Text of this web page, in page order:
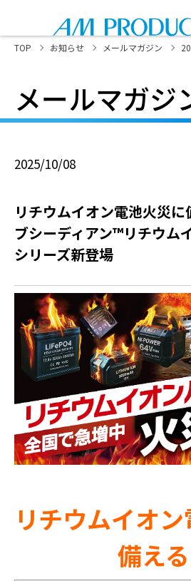
TOP お知らせ メールマガジン
メールマガジ
2025/10/08
リチウムイオン電池火災に
ブシーディアン™リチウム
シリーズ新登場
リチウムイオ
備える